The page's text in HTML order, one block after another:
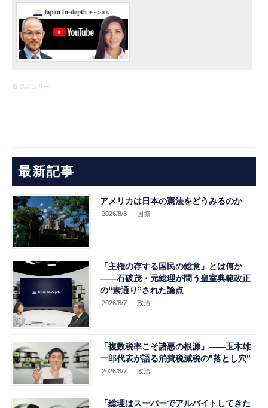
※ スポンサー
最新記事
アメリカは日本の憲法をどうみるのか
2026/8/8 .国際
「主権の存する国民の総意」とは何か
――石破茂・元総理が問う皇室典範改正
の“素通り”された論点
2026/8/7 .政治
「複数税率こそ諸悪の根源」――玉木雄
一郎代表が語る消費税減税の”落とし穴”
2026/8/7 .政治
「総理はスーパーでアルバイトしてきた